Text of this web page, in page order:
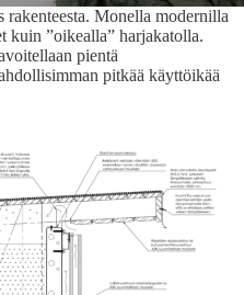
rakenteesta. Monella modernilla
kuin ”oikealla” harjakatolla.
pientä
pitkää käyttöikää